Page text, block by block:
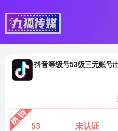
抖音等级号53级三无账号
53 未认证